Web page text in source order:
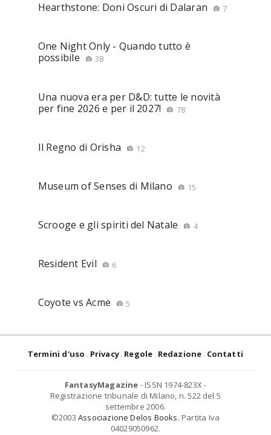
Hearthstone: Doni Oscuri di Dalaran 7
One Night Only - Quando tutto è
possibile
38
Una nuova era per D&D: tutte le novità
per fine 2026 e per il 2027!
78
Il Regno di Orisha 12
Museum of Senses di Milano 15
Scrooge e gli spiriti del Natale 4
Resident Evil 6
Coyote vs Acme 5
Termini d'uso Privacy Regole Redazione Contatti
FantasyMagazine - ISSN 1974-823X -
Registrazione tribunale di Milano, n. 522 del 5
settembre 2006.
©2003 Associazione Delos Books. Partita Iva
04029050962.